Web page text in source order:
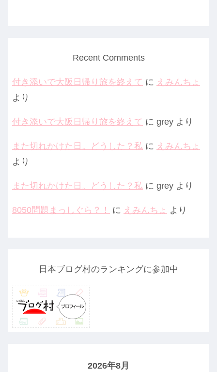
Recent Comments
付き添いで大阪日帰り旅を終えて に えみんちょ
より
付き添いで大阪日帰り旅を終えて に grey より
また切れかけた日。どうした？私 に えみんちょ
より
また切れかけた日。どうした？私 に grey より
8050問題まっしぐら？！ に えみんちょ より
日本ブログ村のランキングに参加中
2026年8月